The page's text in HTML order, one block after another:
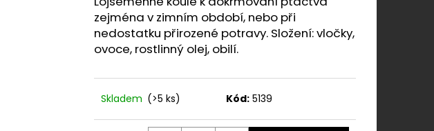
zejména v zimním období, nebo při
nedostatku přirozené potravy. Složení: vločky,
ovoce, rostlinný olej, obilí.
Skladem (>5 ks) Kód: 5139
PURINA PRO PLAN CANINE FORTIFLORA
PLUS 30X 2 G